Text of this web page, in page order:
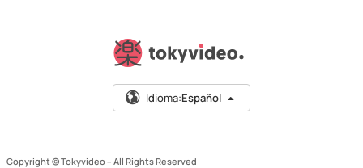
Idioma:Español
Copyright © Tokyvideo – All Rights Reserved